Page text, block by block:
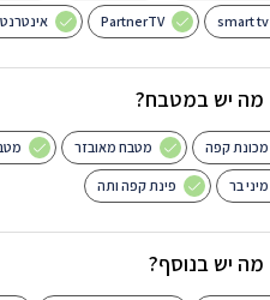
smart tv
PartnerTV
מה יש במטבח?
מכונת קפה מטבח מאובזר
מיני בר פינת קפה ותה
מה יש בנוסף?